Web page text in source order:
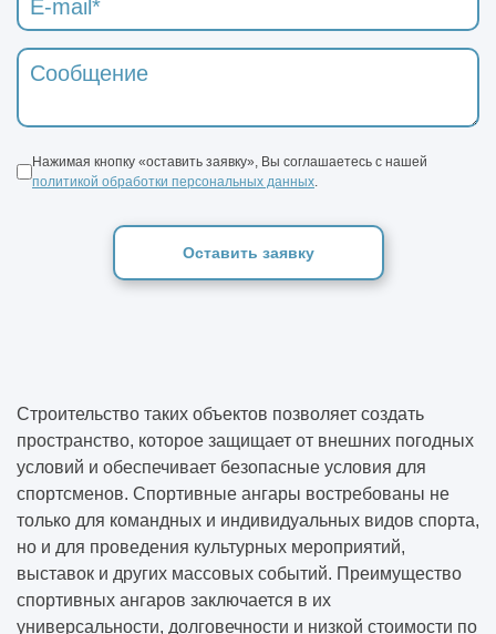
Нажимая кнопку «оставить заявку», Вы соглашаетесь с нашей
политикой обработки персональных данных
Оставить заявку
Строительство таких объектов позволяет создать
пространство, которое защищает от внешних погодных
условий и обеспечивает безопасные условия для
спортсменов. Спортивные ангары востребованы не
только для командных и индивидуальных видов спорта,
но и для проведения культурных мероприятий,
выставок и других массовых событий. Преимущество
спортивных ангаров заключается в их
универсальности, долговечности и низкой стоимости по